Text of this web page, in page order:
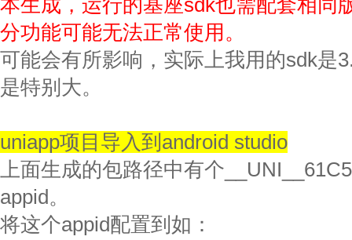
本生成，运行的基座sdk也需配套相同
分功能可能无法正常使用。
可能会有所影响，实际上我用的sdk是
是特别大。
uniapp项目导入到android studio
上面生成的包路径中有个
appid。
将这个appid配置到如：